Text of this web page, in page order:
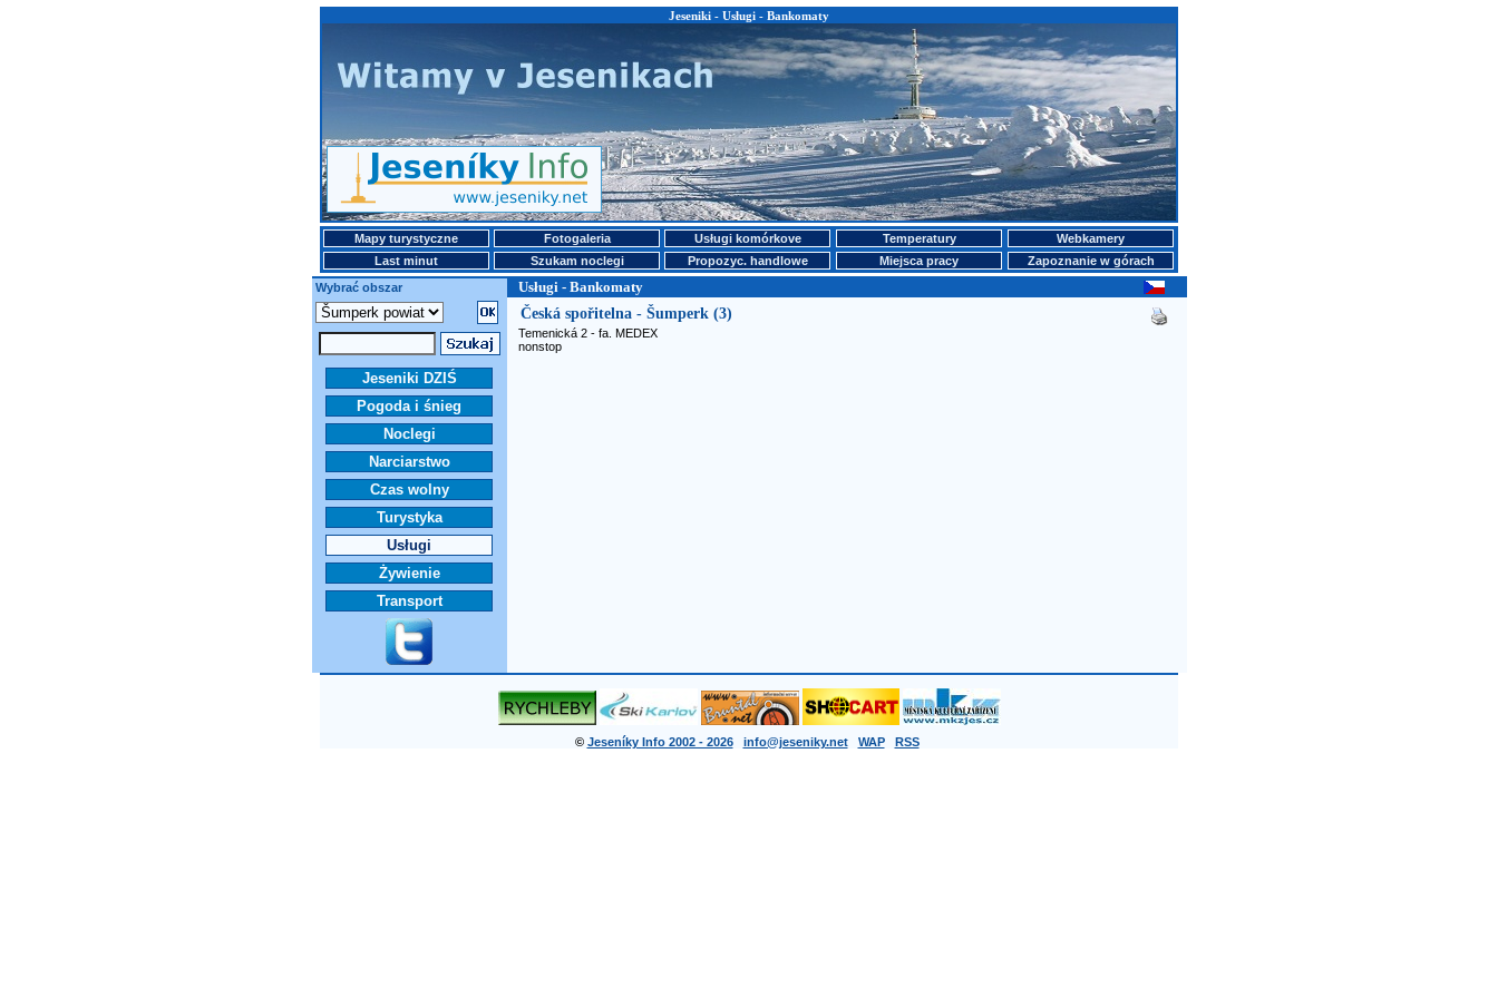
Jeseniki - Usługi - Bankomaty
Mapy turystyczne Fotogaleria Usługi komórkove Temperatury
Webkamery
Last minut
Szukam noclegi Propozyc. handlowe Miejsca pracy
Zapoznanie w górach
Wybrać obszar
Usługi - Bankomaty
Jeseniki DZIŚ
Pogoda i śnieg
Noclegi
Narciarstwo
Czas wolny
Turystyka
Usługi
Żywienie
Transport
Česká spořitelna - Šumperk (3)
Temenická 2 - fa. MEDEX
nonstop
© Jeseníky Info 2002 - 2026 info@jeseniky.net WAP RSS